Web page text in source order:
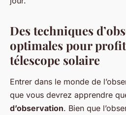
Des techniques
optimales pour
télescope solaire
Entrer dans le monde de
que vous devrez apprendre
d’observation. Bien que